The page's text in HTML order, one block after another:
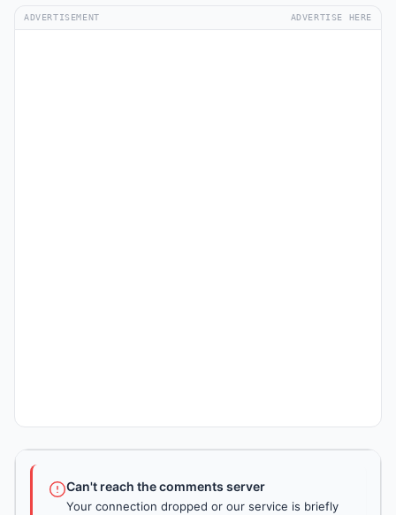
ADVERTISEMENT ADVERTISE HERE
Can't reach the comments server
Your connection dropped or our service is briefly